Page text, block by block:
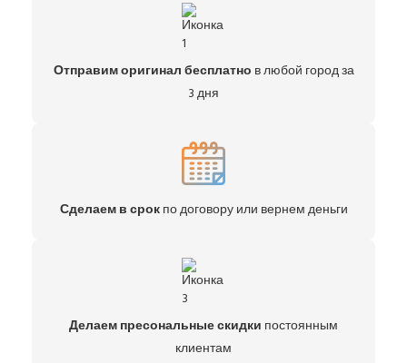
Отправим оригинал бесплатно в любой город за
3 дня
Сделаем в срокпо договору или вернем деньги
Делаем пресональные скидки постоянным
клиентам